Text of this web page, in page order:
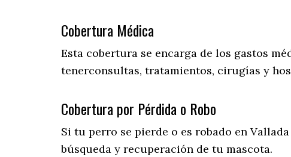
Cobertura Médica
Esta cobertura se encarga de los gastos
tenerconsultas, tratamientos, cirugías y
Cobertura por Pérdida o Robo
Si tu perro se pierde o es robado en
búsqueda y recuperación de tu mascota.